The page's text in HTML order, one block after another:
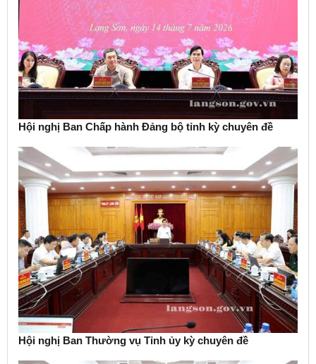
Hội nghị Ban Chấp hành Đảng bộ tỉnh kỳ chuyên đề
Hội nghị Ban Thường vụ Tỉnh ủy kỳ chuyên đề